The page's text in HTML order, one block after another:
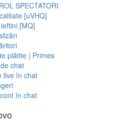
SPECTATORI
[uVHQ]
[MQ]
plătite | Primes
chat
live în chat
în chat